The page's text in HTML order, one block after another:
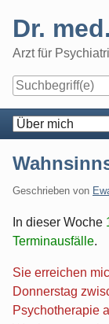
content
Dr.
Arzt für
Navigation
Geschrieben von
In dieser Woche
Terminausfälle.
Sie erreichen
Donnerstag
Psychotherapie